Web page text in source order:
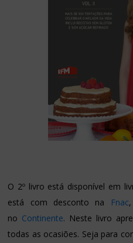
O 2º livro está disponível em
está com desconto na
Fnac,
no Continente. Neste livro
todas as ocasiões. Seja para